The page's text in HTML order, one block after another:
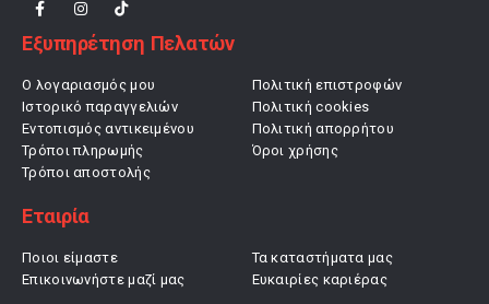
Εξυπηρέτηση Πελατών
Ο λογαριασμός μου
Ιστορικό παραγγελιών
Εντοπισμός αντικειμένου
Τρόποι πληρωμής
Τρόποι αποστολής
Πολιτική επιστροφών
Πολιτική cookies
Πολιτική απορρήτου
Όροι χρήσης
Εταιρία
Ποιοι είμαστε
Επικοινωνήστε μαζί μας
Τα καταστήματα μας
Ευκαιρίες καριέρας